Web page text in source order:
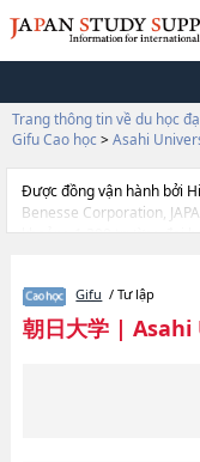
Trang thông tin về du học
Gifu Cao học > Asahi
Được đồng vận hành bởi
Benesse Corporation,
khoảng 1.300 trường đại
thiết dành cho du học
Administration, thông tin
thi tuyển như số lượng
Gifu / Tư lập
朝日大学| Asahi